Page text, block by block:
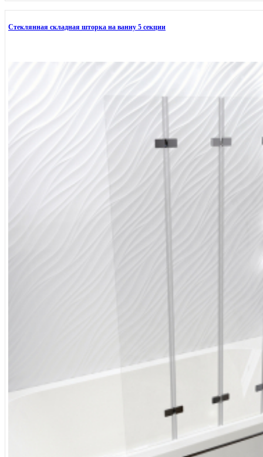
Стеклянная складная шторка на ванну 5 секции